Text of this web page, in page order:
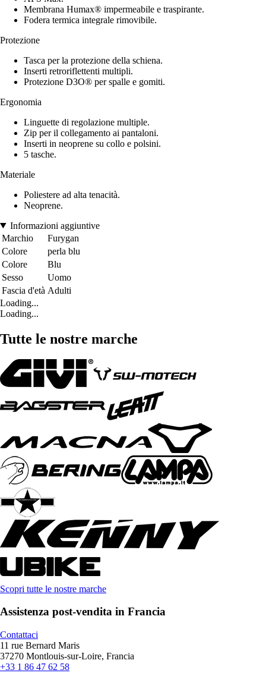
Membrana Humax® impermeabile e traspirante.
Fodera termica integrale rimovibile.
Protezione
Tasca per la protezione della schiena.
Inserti retroriflettenti multipli.
Protezione D3O® per spalle e gomiti.
Ergonomia
Linguette di regolazione multiple.
Zip per il collegamento ai pantaloni.
Inserti in neoprene su collo e polsini.
5 tasche.
Materiale
Poliestere ad alta tenacità.
Neoprene.
Informazioni aggiuntive
Marchio
Furygan
Colore
perla blu
Colore
Blu
Sesso
Uomo
Fascia d'età Adulti
Loading...
Loading...
Tutte le nostre marche
Scopri tutte le nostre marche
Assistenza post-vendita in Francia
Contattaci
11 rue Bernard Maris
37270 Montlouis-sur-Loire, Francia
+33 1 86 47 62 58